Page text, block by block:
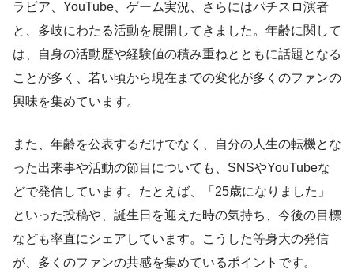
ラビア、YouTube、ゲーム実況、さらにはパチスロ演者
と、多岐にわたる活動を展開してきました。年齢に関して
は、自身の活動歴や経験値の積み重ねとともに話題となる
ことが多く、若い頃から現在までの変化が多くのファンの
興味を集めています。
また、年齢を公表するだけでなく、自分の人生の転機とな
った出来事や活動の節目についても、SNSやYouTubeな
どで発信しています。たとえば、「25歳になりました」
といった投稿や、誕生日を迎えた時の気持ち、今後の目標
なども率直にシェアしています。こうした等身大の発信
が、多くのファンの共感を集めているポイントです。